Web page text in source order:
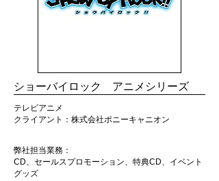
ショーバイロック アニメシリーズ
テレビアニメ
クライアント：株式会社ポニーキャニオン
弊社担当業務：
CD、セールスプロモーション、特典CD、イベント
グッズ